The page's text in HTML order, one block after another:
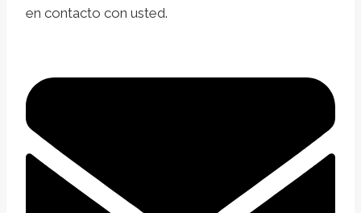
en contacto con usted.